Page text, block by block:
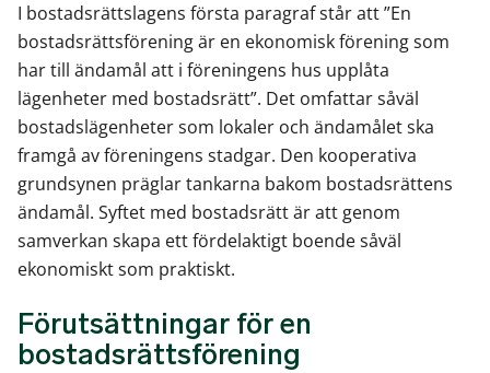
I bostadsrättslagens första paragraf står att ”En
bostadsrättsförening är en ekonomisk förening som
har till ändamål att i föreningens hus upplåta
lägenheter med bostadsrätt”. Det omfattar såväl
bostadslägenheter som lokaler och ändamålet ska
framgå av föreningens stadgar. Den kooperativa
grundsynen präglar tankarna bakom bostadsrättens
ändamål. Syftet med bostadsrätt är att genom
samverkan skapa ett fördelaktigt boende såväl
ekonomiskt som praktiskt.
Förutsättningar för en
bostadsrättsförening